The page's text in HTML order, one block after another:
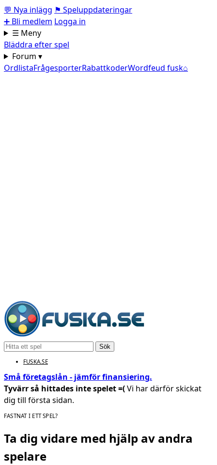
💬 Nya inlägg ⚑ Speluppdateringar
➕ Bli medlem Logga in
☰ Meny
Bläddra efter spel
Forum ▾
OrdlistaFrågesporterRabattkoderWordfeud fusk⌂
Sök
FUSKA.SE
Små företagslån - jämför finansiering.
Tyvärr så hittades inte spelet =(Vi har därför skickat
dig till första sidan.
FASTNAT I ETT SPEL?
Ta dig vidare med hjälp av andra
spelare